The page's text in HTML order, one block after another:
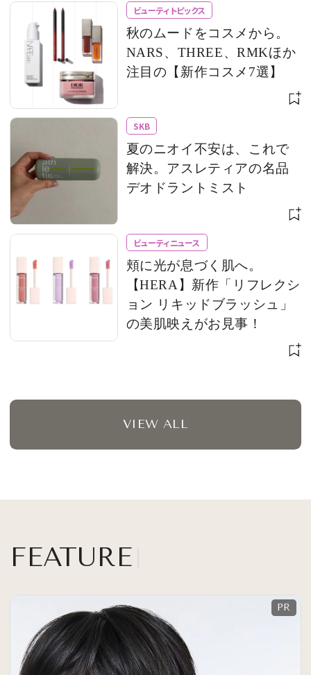
ビューティトピックス
秋のムードをコスメから。
NARS、THREE、RMKほか
注目の【新作コスメ7選】
SKB
夏のニオイ不安は、これで
解決。アスレティアの名品
デオドラントミスト
ビューティニュース
頬に光が息づく肌へ。
【HERA】新作「リフレクシ
ョン リキッドブラッシュ」
の美肌映えがお見事！
VIEW ALL
FEATURE